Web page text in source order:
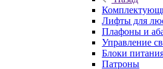
Лифты для
Плафоны и
Управление
Блоки
Патроны